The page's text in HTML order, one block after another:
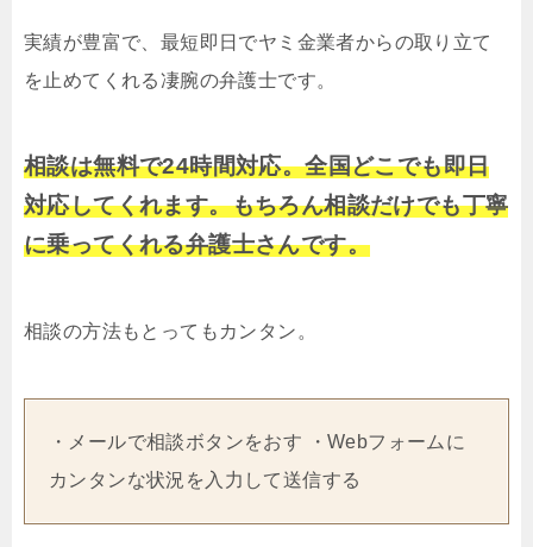
実績が豊富で、最短即日でヤミ金業者からの取り立て
を止めてくれる凄腕の弁護士です。
相談は無料で24時間対応。全国どこでも即日
対応してくれます。もちろん相談だけでも丁寧
に乗ってくれる弁護士さんです。
相談の方法もとってもカンタン。
・メールで相談ボタンをおす ・Webフォームに
カンタンな状況を入力して送信する